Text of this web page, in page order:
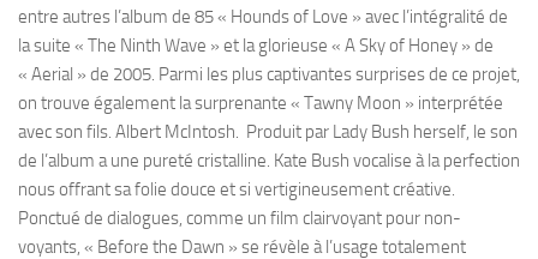
entre autres l’album de 85 « Hounds of Love » avec l’intégralité de
la suite « The Ninth Wave » et la glorieuse « A Sky of Honey » de
« Aerial » de 2005. Parmi les plus captivantes surprises de ce projet,
on trouve également la surprenante « Tawny Moon » interprétée
avec son fils. Albert McIntosh. Produit par Lady Bush herself, le son
de l’album a une pureté cristalline. Kate Bush vocalise à la perfection
nous offrant sa folie douce et si vertigineusement créative.
Ponctué de dialogues, comme un film clairvoyant pour non-
voyants, « Before the Dawn » se révèle à l’usage totalement